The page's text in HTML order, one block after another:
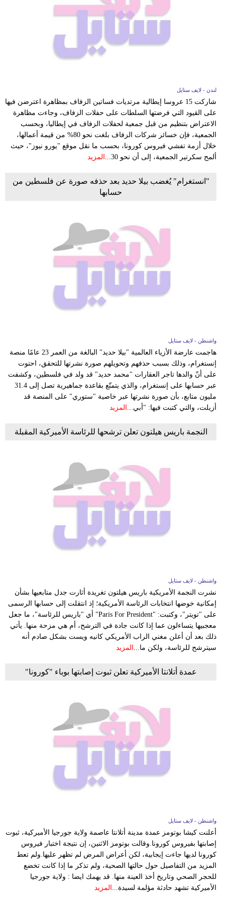
لندن - لايف ستايل
شاركت 15 عروسا إيطالية مرتديات فساتين الزفاف بمظاهرة اعترضن فيها
على القيود التي فرضتها السلطات على حفلات الزفاف، وجاءت مظاهرة
الاعتراض بتنظيم من قبل جمعية لحفلات الزفاف في إيطاليا، وبحسب
الجمعية، فإن خسائر شركات الزفاف بلغت نحو 80% من قيمة أعمالها،
خلال أزمة تفشي فيروس كورونا، بحسب ما نقل موقع "يورو نيوز"، حيث
ألمح سكرتير الجمعية، إلى أن نحو 30...
المزيد
"انستغرام" يُغضب بيلا حديد بعد حذفه صورة عن فلسطين من
حسابها
واشنطن - لايف ستايل
هاجمت عارضة الأزياء العالمية "بيلا حديد" البالغة من العمر 23 عامًا منصة
إنستغرام، وذلك بسبب حذفهم وتحويلهم صورة نشرتها للتحقق، احتوت
على أنّ والدها تاجر العقارات "محمد حديد" قد ولد في فلسطين، وكشفت
عبر حسابها على إنستغرام، والذي يتمتّع بقاعدة جماهيرية تصل إلى 31.4
مليون متابع، بأن صورة نشرتها عبر خاصية "ستوري" على المنصة قد
أزيلت، والتي كتبت فيها: "أبي... المزيد
النجمة باريس هيلتون تعلن ترشحها للرئاسة الأميركية المقبلة
واشنطن - لايف ستايل
نشرت النجمة الأمريكية باريس هيلتون تغريدة أثارت جدل متابعيها بشأن
إمكانية خوضها انتخابات الرئاسة الأمريكية؛ إذ انتقلت إلى حسابها الرسمى
على "تويتر"، وكتبت: "Paris For President" أي "باريس للرئاسة"، ما جعل
معجبيها يتساءلون عما إذا كانت جادة في الترشح، أم هي مزحة منها. يأتي
ذلك بعد أن أعلن مغني الراب الأمريكي كانيه ويست بشكل صادم أنه
سيترشح للرئاسة، ولكن ما... المزيد
عمدة أتلانتا الأميركية تعلن ثبوت إصابتها بوباء "كورونا"
واشنطن - لايف ستايل
أعلنت كيشا بوتومز عمدة مدينة أتلانتا عاصمة ولاية جورجيا الأميركية، ثبوت
إصابتها بفيروس كورونا.وقالت بوتومز الاثنين، إن نتيجة اختبار فيروس
كورونا لديها جاءت إيجابية، لكن أعراض المرض لم تظهر عليها.ولم تعط
المزيد من التفاصيل حول حالتها الصحية، ولم تذكر ما إذا كانت تخضع
للحجر الصحي وتاريخ أخذ العينة منها. قد يهمك ايضا : ولاية جورجيا
الأميركية تشهد حادثة مؤلمة لسيدة...
المزيد